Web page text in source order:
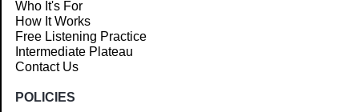
Who It's For
How It Works
Free Listening Practice
Intermediate Plateau
Contact Us
POLICIES